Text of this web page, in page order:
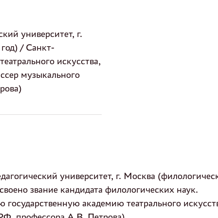
университет, г.
/ Санкт-
искусства,
музыкального
университет, г. Москва
звание кандидата филологических наук.
академию театрального